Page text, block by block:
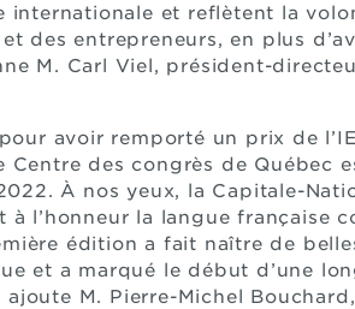
internationale et reflètent la
des entrepreneurs, en plus
M. Carl Viel, président-
avoir remporté un prix de
Centre des congrès de Québec
À nos yeux, la Capitale-
l’honneur la langue française
édition a fait naître de
et a marqué le début d’une
ajoute M. Pierre-Michel